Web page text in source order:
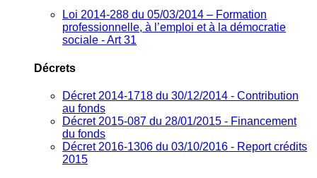
Loi 2014-288 du 05/03/2014 – Formation
professionnelle, à l’emploi et à la démocratie
sociale - Art 31
Décrets
Décret 2014-1718 du 30/12/2014 - Contribution
au fonds
Décret 2015-087 du 28/01/2015 - Financement
du fonds
Décret 2016-1306 du 03/10/2016 - Report crédits
2015